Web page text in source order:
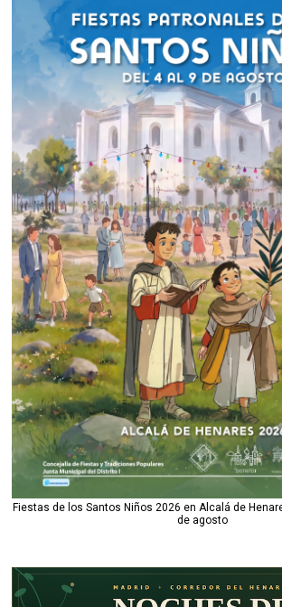
Fiestas de los Santos Niños 2026 en Alcalá de
de agosto